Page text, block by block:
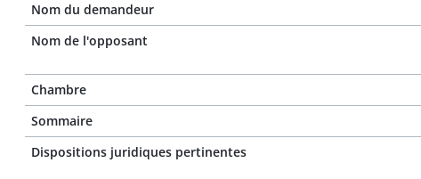
Nom du demandeur
Nom de l'opposant
Chambre
Sommaire
Dispositions juridiques pertinentes